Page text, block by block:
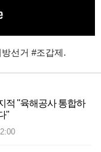
선거 #조갑제.
적 "육해공사 통합하
"